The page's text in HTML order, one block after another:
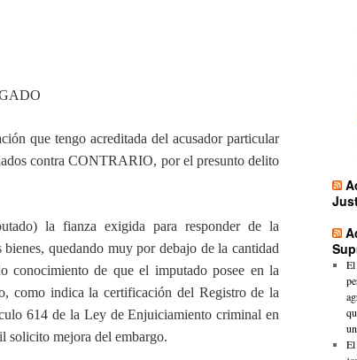
que tengo acreditada del acusador particular
contra CONTRARIO, por el presunto delito
la fianza exigida para responder de la
quedando muy por debajo de la cantidad
conocimiento de que el imputado posee en la
indica la certificación del Registro de la
614 de la Ley de Enjuiciamiento criminal en
solicito mejora del embargo.
El
El